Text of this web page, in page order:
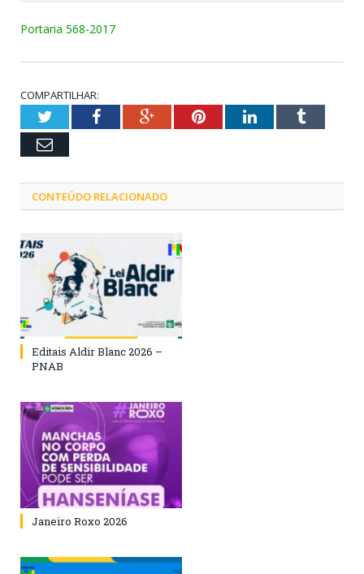
Portaria 568-2017
COMPARTILHAR:
TwitterFacebookGoogle+PinterestLinkedInTumblr
Email
CONTEÚDO RELACIONADO
Editais Aldir Blanc 2026 –
PNAB
Janeiro Roxo 2026